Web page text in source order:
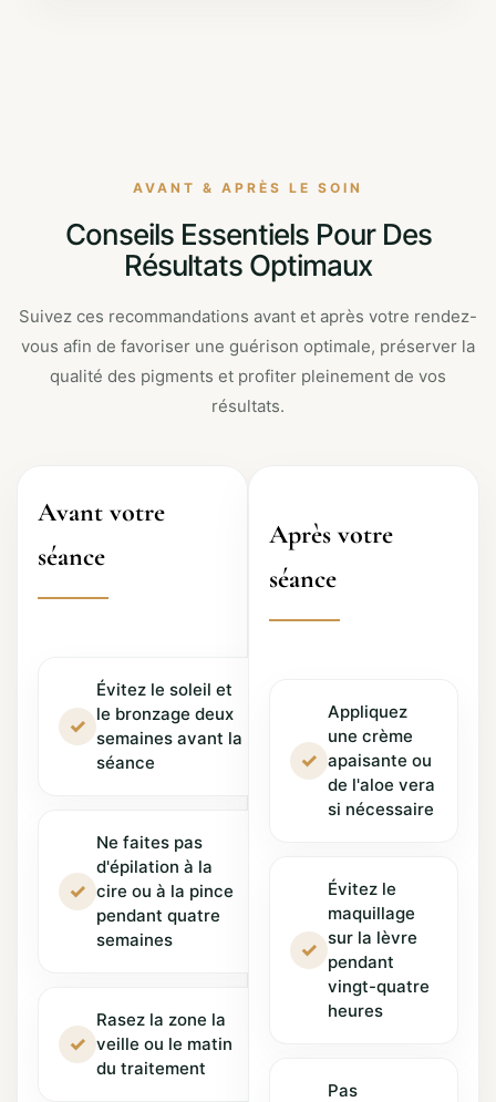
AVANT & APRÈS LE SOIN
Conseils Essentiels Pour Des
Résultats Optimaux
Suivez ces recommandations avant et après votre rendez-
vous afin de favoriser une guérison optimale, préserver la
qualité des pigments et profiter pleinement de vos
résultats.
Avant votre
séance
✓
Évitez le soleil et
le bronzage deux
semaines avant la
séance
✓
Ne faites pas
d'épilation à la
cire ou à la pince
pendant quatre
semaines
✓
Rasez la zone la
veille ou le matin
du traitement
Après votre
séance
✓
Appliquez
une crème
apaisante ou
de l'aloe vera
si nécessaire
✓
Évitez le
maquillage
sur la lèvre
pendant
vingt-quatre
heures
Pas